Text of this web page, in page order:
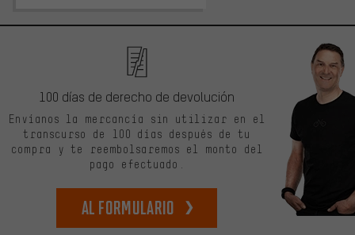
100 días de derecho de devolución
Envíanos la mercancía sin utilizar en el
transcurso de 100 días después de tu
compra y te reembolsaremos el monto del
pago efectuado.
Al formulario